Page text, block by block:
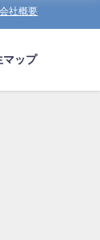
会社概要
マップ